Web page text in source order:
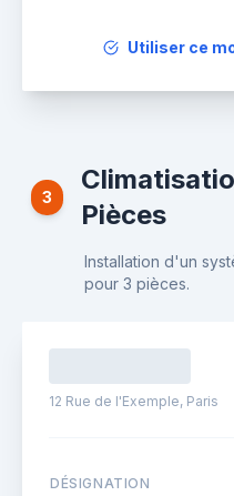
Utiliser ce
3
Pièces
Installation d'un
pour 3 pièces.
12 Rue de l'Exemple, Paris
DÉSIGNATION